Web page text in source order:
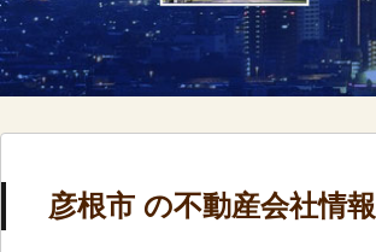
彦根市 の不動産会社情報